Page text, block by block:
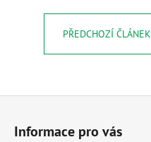
PŘEDCHOZÍ ČLÁNEK
Informace pro vás